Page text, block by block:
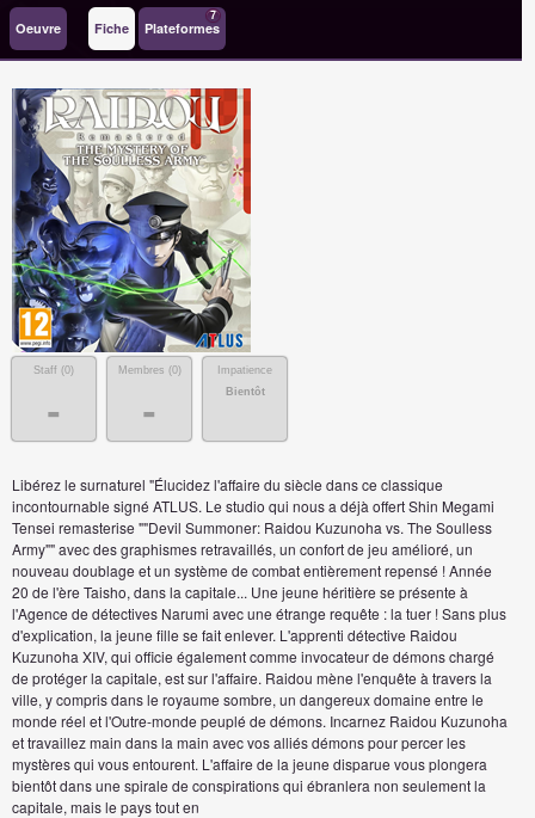
Oeuvre Fiche Plateformes
7
Staff (0)
-
Membres (0)
-
Impatience
Bientôt
Libérez le surnaturel "Élucidez l'affaire du siècle dans ce classique
incontournable signé ATLUS. Le studio qui nous a déjà offert Shin Megami
Tensei remasterise ""Devil Summoner: Raidou Kuzunoha vs. The Soulless
Army"" avec des graphismes retravaillés, un confort de jeu amélioré, un
nouveau doublage et un système de combat entièrement repensé ! Année
20 de l'ère Taisho, dans la capitale... Une jeune héritière se présente à
l'Agence de détectives Narumi avec une étrange requête : la tuer ! Sans plus
d'explication, la jeune fille se fait enlever. L'apprenti détective Raidou
Kuzunoha XIV, qui officie également comme invocateur de démons chargé
de protéger la capitale, est sur l'affaire. Raidou mène l'enquête à travers la
ville, y compris dans le royaume sombre, un dangereux domaine entre le
monde réel et l'Outre-monde peuplé de démons. Incarnez Raidou Kuzunoha
et travaillez main dans la main avec vos alliés démons pour percer les
mystères qui vous entourent. L'affaire de la jeune disparue vous plongera
bientôt dans une spirale de conspirations qui ébranlera non seulement la
capitale, mais le pays tout en